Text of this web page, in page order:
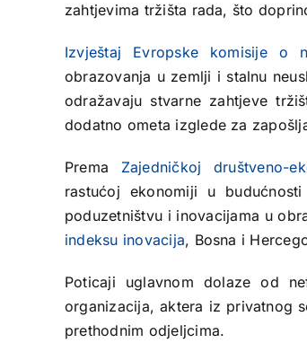
zahtjevima tržišta rada, što
Izvještaj Evropske komisije o
obrazovanja u zemlji i stalnu
odražavaju stvarne zahtjeve
dodatno ometa izglede za
Prema Zajedničkoj društveno-
rastućoj ekonomiji u
poduzetništvu i inovacijama u
indeksu inovacija, Bosna i
Poticaji uglavnom dolaze od
organizacija, aktera iz privatnog
prethodnim odjeljcima.